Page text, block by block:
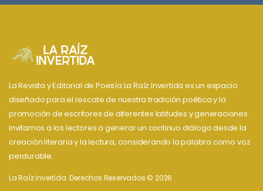
La Revista y Editorial de Poesía La Raíz Invertida es un espacio
diseñado para el rescate de nuestra tradición poética y la
promoción de escritores de diferentes latitudes y generaciones.
Invitamos a los lectores a generar un continuo diálogo desde la
creación literaria y la lectura, considerando la palabra como voz
perdurable.
La Raíz invertida. Derechos Reservados © 2026